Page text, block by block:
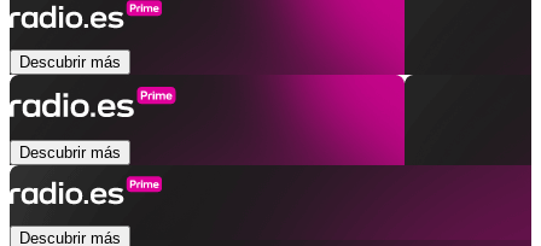
Descubrir más
Descubrir más
Descubrir más